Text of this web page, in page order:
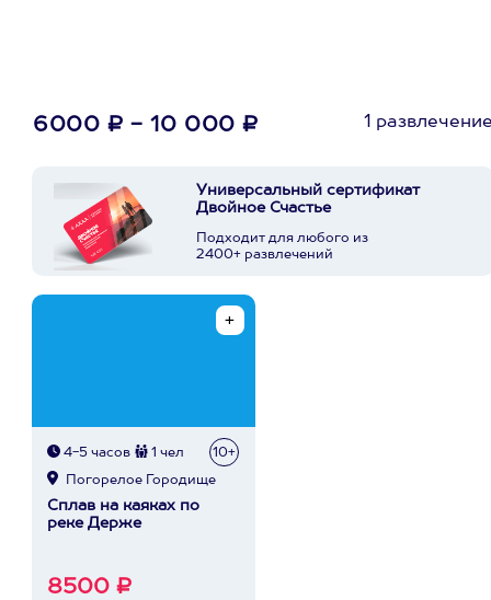
6000 ₽ - 10 000 ₽ 1
Универсальный сертификат
Двойное Счастье
Подходит для любого из
2400+ развлечений
4-5 часов 1 чел 10+
Погорелое Городище
Сплав на каяках по
реке Держе
8500 ₽